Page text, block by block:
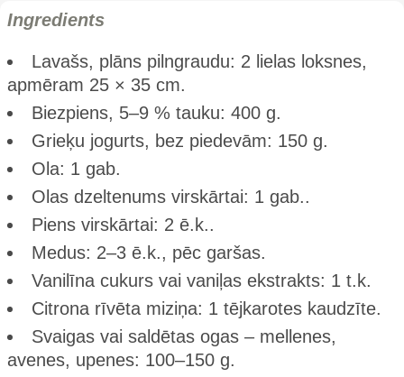
Ingredients
Lavašs, plāns pilngraudu: 2 lielas loksnes,
apmēram 25 × 35 cm.
Biezpiens, 5–9 % tauku: 400 g.
Grieķu jogurts, bez piedevām: 150 g.
Ola: 1 gab.
Olas dzeltenums virskārtai: 1 gab..
Piens virskārtai: 2 ē.k..
Medus: 2–3 ē.k., pēc garšas.
Vanilīna cukurs vai vaniļas ekstrakts: 1 t.k.
Citrona rīvēta miziņa: 1 tējkarotes kaudzīte.
Svaigas vai saldētas ogas – mellenes,
avenes, upenes: 100–150 g.